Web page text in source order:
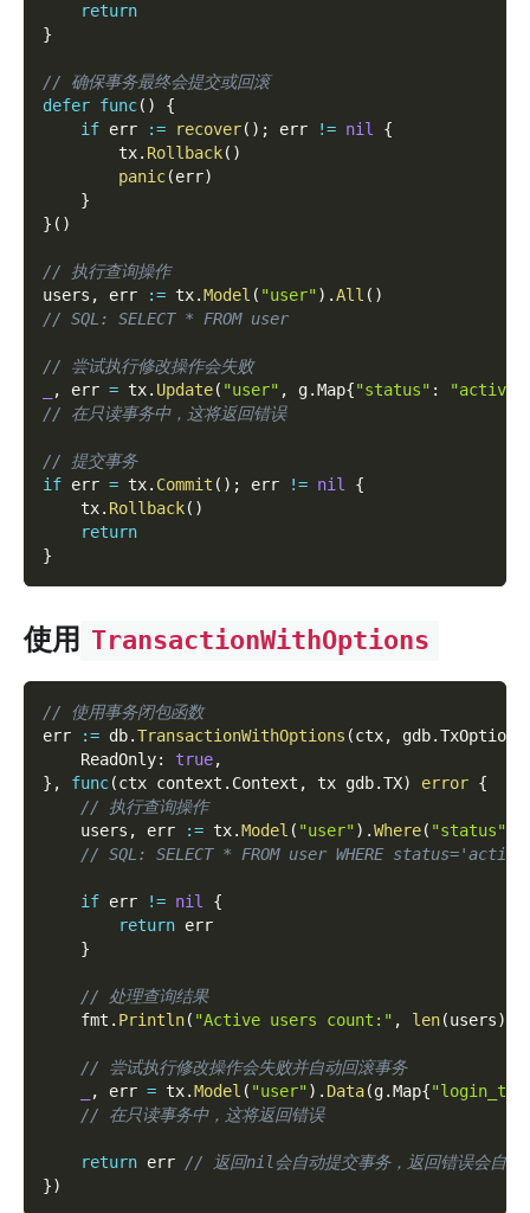
return
}
// 确保事务最终会提交或回滚
defer func( )
{
if err := recover( ) ; err != nil
{
        tx
. Rollback( )
panic(err)
}
} ( )
// 执行查询操作
users , err := tx.Model ( "user") .All ( )
// SQL: SELECT * FROM user
// 尝试执行修改操作会失败
, err = tx. Update( "user" , g.Map{"status" : "active"
// 在只读事务中，这将返回错误
// 提交事务
if err = tx. Commit ( ) ; err != nil
{
    tx
. Rollback( )
return
}
使用 TransactionWithOptions
// 使用事务闭包函数
err
:= db.TransactionWithOptions (ctx, gdb.TxOptions
    ReadOnly
: true,
} , func(ctx context . Context , tx gdb.TX) error {
// 执行查询操作
    users
, err := tx.Model ( "user") .Where( "status"
// SQL: SELECT * FROM user WHERE
if err != nil
{
return err
}
// 处理查询结果
    fmt
. Println( "Active users count:" , len(users)
// 尝试执行修改操作会失败并自动回滚事务
, err = tx.Model ( "user") . Data(g.Map{
// 在只读事务中，这将返回错误
return err // 返回nil会自动提交事务，返回错误会自动
})